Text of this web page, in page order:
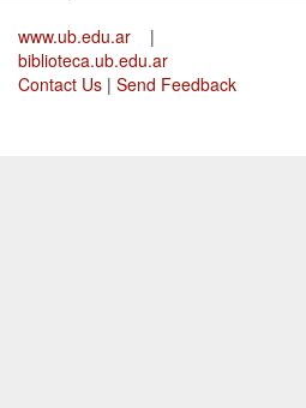
www.ub.edu.ar
|
biblioteca.ub.edu.ar
Contact Us | Send Feedback